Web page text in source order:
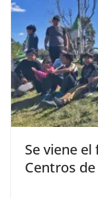
Se viene
Centros